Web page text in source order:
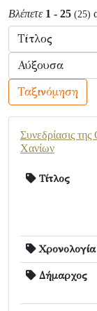
Βλέπετε 1 - 25 (25)
Ταξινόμηση
Συνεδρίασις
Χανίων
Τίτλος
Χρονολογία
Δήμαρχος